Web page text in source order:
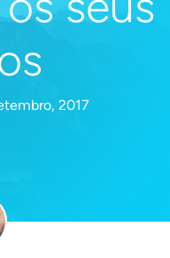
2017